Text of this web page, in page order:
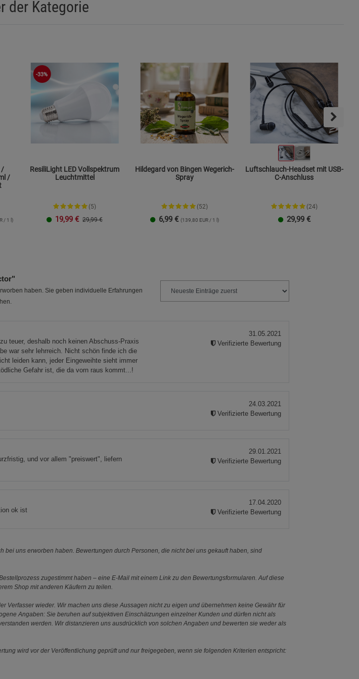
der Kategorie
/
/
/ 1 l)
-33%
ResiliLight LED Vollspektrum
Leuchtmittel
(5)
19,99 € 29,99 €
Hildegard von Bingen Wegerich-
Spray
(52)
6,99 € (139,80 EUR / 1 l)
Luftschlauch-Headset mit USB-
C-Anschluss
(24)
29,99 €
haben. Sie geben individuelle Erfahrungen
teuer, deshalb noch keinen Abschuss-Praxis
war sehr lehrreich. Nicht schön finde ich die
leiden kann, jeder Eingeweihte sieht immer
Gefahr ist, die da vorn raus kommt...!
31.05.2021
Verifizierte Bewertung
24.03.2021
Verifizierte Bewertung
und vor allem "preiswert", liefern
29.01.2021
Verifizierte Bewertung
ok ist
17.04.2020
Verifizierte Bewertung
uns erworben haben. Bewertungen durch Personen, die nicht bei uns gekauft haben, sind
zugestimmt haben – eine E-Mail mit einem Link zu den Bewertungsformularen. Auf diese
Shop mit anderen Käufern zu teilen.
wieder. Wir machen uns diese Aussagen nicht zu eigen und übernehmen keine Gewähr für
Angaben: Sie beruhen auf subjektiven Einschätzungen einzelner Kunden und dürfen nicht als
werden. Wir distanzieren uns ausdrücklich von solchen Angaben und bewerten sie weder als
wird vor der Veröffentlichung geprüft und nur freigegeben, wenn sie folgenden Kriterien entspricht:
(2)
(3) Marketing Cookies
anzeigen